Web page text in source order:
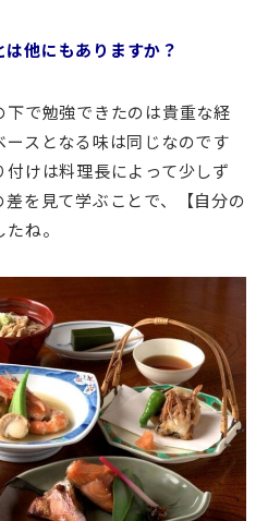
他にもありますか？
で勉強できたのは貴重な経
スとなる味は同じなのです
けは料理長によって少しず
を見て学ぶことで、【自分の
ね。